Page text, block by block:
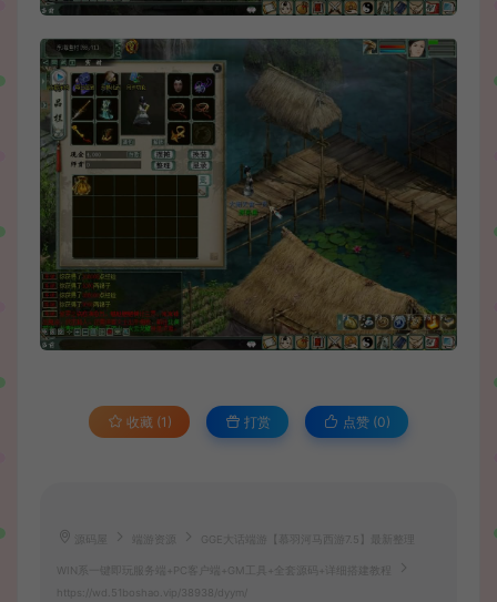
收藏 (1) 打赏 点赞 (0)
端游资源 GGE大话端游【慕羽河马西游7.5】最新整理
WIN系一键即玩服务端+PC客户端+GM工具+全套源码+详细搭建教程
https://wd.51boshao.vip/38938/dyym/